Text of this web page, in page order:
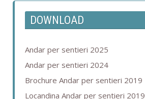
DOWNLOAD
Andar per sentieri 2025
Andar per sentieri 2024
Brochure Andar per sentieri 2019
Locandina Andar per sentieri 2019